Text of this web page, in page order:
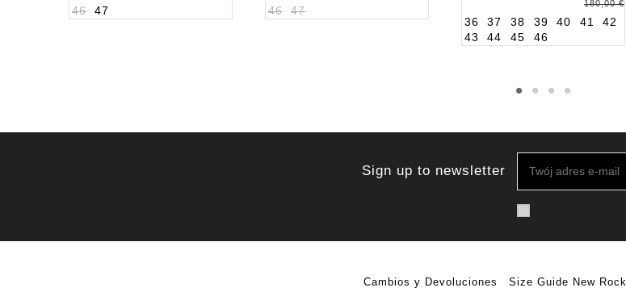
46
47
46
47
180,00 €
36 37 38 39 40 41
42
43
44 45 46
Sign up to newsletter
Cambios y Devoluciones Size Guide New Rock